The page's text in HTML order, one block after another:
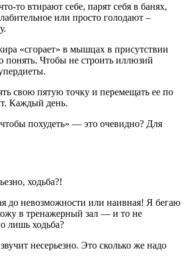
то втирают себе, парят себя в банях,
или просто голодают –
«сгорает» в мышцах в присутствии
понять. Чтобы не строить иллюзий
свою пятую точку и перемещать ее по
Каждый день.
похудеть» — это очевидно? Для
ходьба?!
до невозможности или наивная! Я бегаю
в тренажерный зал — и то не
лишь ходьба?
несерьезно. Это сколько же надо